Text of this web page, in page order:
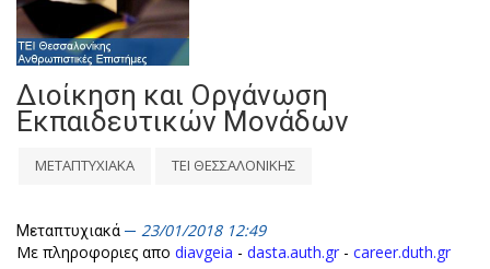
Διοίκηση και Οργάνωση
Εκπαιδευτικών Μονάδων
ΜΕΤΑΠΤΥΧΙΑΚΑ ΤΕΙ ΘΕΣΣΑΛΟΝΙΚΗΣ
Μεταπτυχιακά
23/01/2018 12:49
Με πληροφοριες απο diavgeia - dasta.auth.gr - career.duth.gr